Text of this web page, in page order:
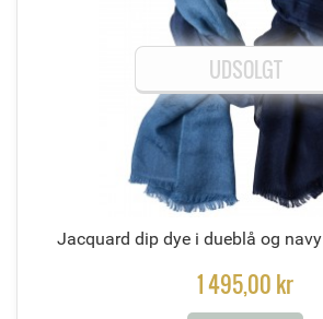
UDSOLGT
Jacquard dip dye i dueblå og navy
1 495,00 kr